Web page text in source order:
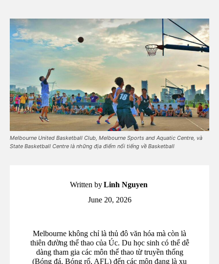
Melbourne United Basketball Club, Melbourne Sports and Aquatic Centre, và
State Basketball Centre là những địa điểm nổi tiếng về Basketball
Written byLinh Nguyen
June 20, 2026
Melbourne không chỉ là thủ đô văn hóa mà còn là
thiên đường thể thao của Úc. Du học sinh có thể dễ
dàng tham gia các môn thể thao từ truyền thống
(Bóng đá, Bóng rổ, AFL) đến các môn đang là xu